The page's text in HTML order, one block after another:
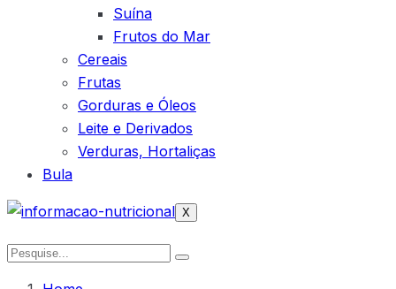
Suína
Frutos do Mar
Cereais
Frutas
Gorduras e Óleos
Leite e Derivados
Verduras, Hortaliças
Bula
X